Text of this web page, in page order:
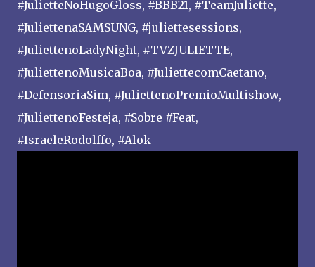
#JulietteNoHugoGloss, #BBB21, #TeamJuliette,
#JuliettenaSAMSUNG, #juliettesessions,
#JuliettenoLadyNight, #TVZJULIETTE,
#JuliettenoMusicaBoa, #JuliettecomCaetano,
#DefensoriaSim, #JuliettenoPremioMultishow,
#JuliettenoFesteja, #Sobre #Feat,
#IsraeleRodolffo, #Alok